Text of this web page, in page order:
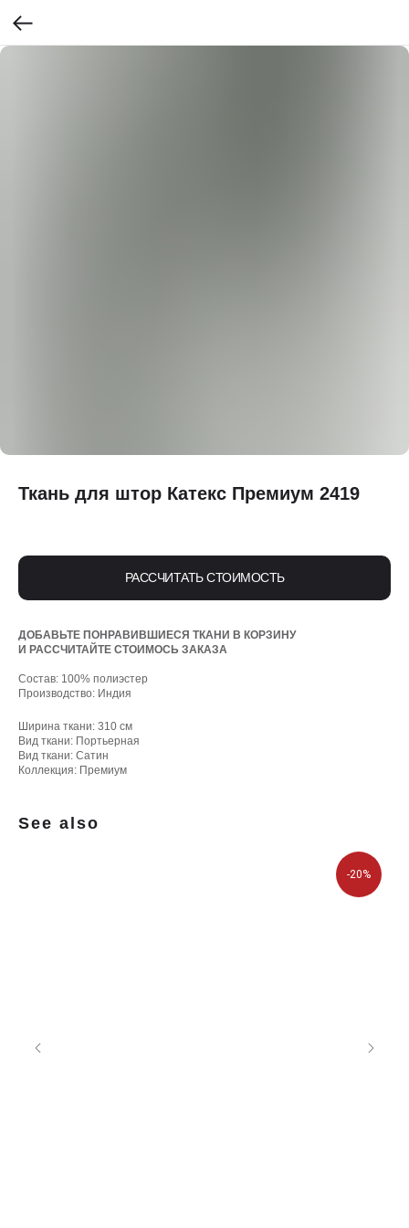
Ткань для штор Катекс Премиум 2419
РАССЧИТАТЬ СТОИМОСТЬ
ДОБАВЬТЕ ПОНРАВИВШИЕСЯ ТКАНИ В КОРЗИНУ
И РАССЧИТАЙТЕ СТОИМОСЬ ЗАКАЗА
Состав: 100% полиэстер
Производство: Индия
Ширина ткани: 310 см
Вид ткани: Портьерная
Вид ткани: Сатин
Коллекция: Премиум
See also
-20%